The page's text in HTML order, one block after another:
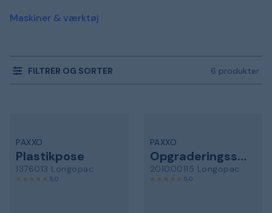
Maskiner & værktøj
FILTRER OG SORTER 6 produkter
PAXXO
Plastikpose
1376013 Longopac
5,0
PAXXO
Opgraderingssæt
201000115 Longopac
5,0